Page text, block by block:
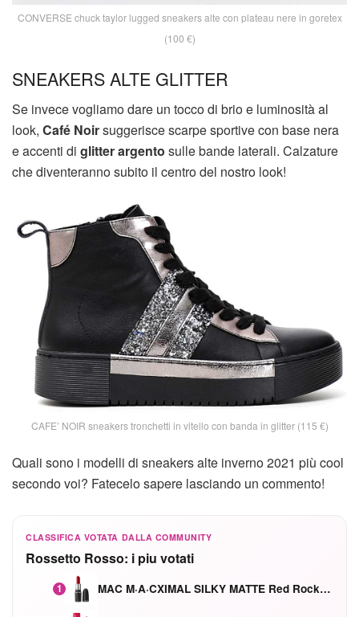
CONVERSE chuck taylor lugged sneakers alte con plateau nere in goretex
(100 €)
SNEAKERS ALTE GLITTER
Se invece vogliamo dare un tocco di brio e luminosità al
look, Café Noirsuggerisce scarpe sportive con base nera
e accenti di glitter argento sulle bande laterali. Calzature
che diventeranno subito il centro del nostro look!
CAFE’ NOIR sneakers tronchetti in vitello con banda in glitter (115 €)
Quali sono i modelli di sneakers alte inverno 2021 più cool
secondo voi? Fatecelo sapere lasciando un commento!
CLASSIFICA VOTATA DALLA COMMUNITY
Rossetto Rosso: i piu votati
1 MAC M·A·CXIMAL SILKY MATTE Red Rock mat